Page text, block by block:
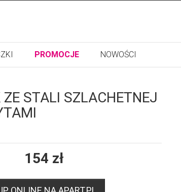
PROMOCJE NOWOŚCI
STALI SZLACHETNEJ
154 zł